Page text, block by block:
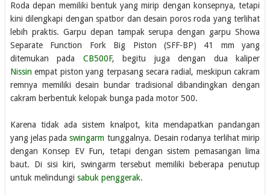
Roda depan memiliki bentuk yang mirip dengan konsepnya, tetapi
kini dilengkapi dengan spatbor dan desain poros roda yang terlihat
lebih praktis. Garpu depan tampak serupa dengan garpu Showa
Separate Function Fork Big Piston (SFF-BP) 41 mm yang
ditemukan pada CB500F, begitu juga dengan dua kaliper
Nissin empat piston yang terpasang secara radial, meskipun cakram
remnya memiliki desain bundar tradisional dibandingkan dengan
cakram berbentuk kelopak bunga pada motor 500.
Karena tidak ada sistem knalpot, kita mendapatkan pandangan
yang jelas padaswingarm tunggalnya. Desain rodanya terlihat mirip
dengan Konsep EV Fun, tetapi dengan sistem pemasangan lima
baut. Di sisi kiri, swingarm tersebut memiliki beberapa penutup
untuk melindungi sabuk penggerak.